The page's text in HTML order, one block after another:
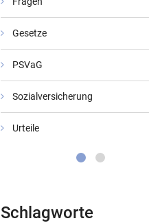
Gesetze
PSVaG
Sozialversicherung
Urteile
Schlagworte